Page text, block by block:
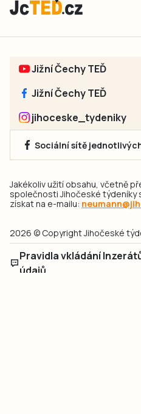
Jižní Čechy TEĎ
Jižní Čechy TEĎ
jihoceske_tydeniky
Sociální sítě
Jakékoliv užití obsahu, včetně
společnosti Jihočeské týdeníky
získat na e-mailu:
2026 © Copyright Jihočeské
Pravidla vkládání
údajů